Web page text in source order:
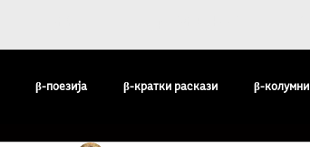
β-поезија β-кратки раскази β-колумни